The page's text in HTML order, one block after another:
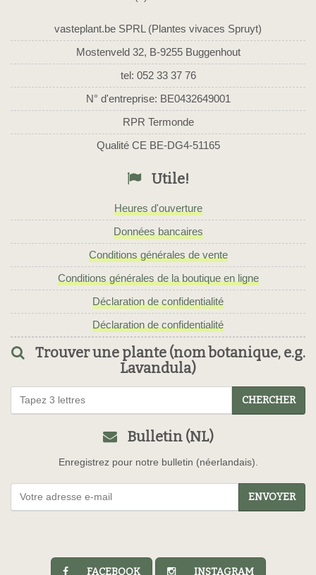
vasteplant.be SPRL (Plantes vivaces Spruyt)
Mostenveld 32, B-9255 Buggenhout
tel: 052 33 37 76
N° d'entreprise: BE0432649001
RPR Termonde
Qualité CE BE-DG4-51165
Utile!
Heures d'ouverture
Données bancaires
Conditions générales de vente
Conditions générales de la boutique en ligne
Déclaration de confidentialité
Déclaration de confidentialité
Trouver une plante (nom botanique, e.g.
Lavandula)
CHERCHER
Bulletin (NL)
Enregistrez pour notre bulletin (néerlandais).
ENVOYER
FACEBOOK INSTAGRAM